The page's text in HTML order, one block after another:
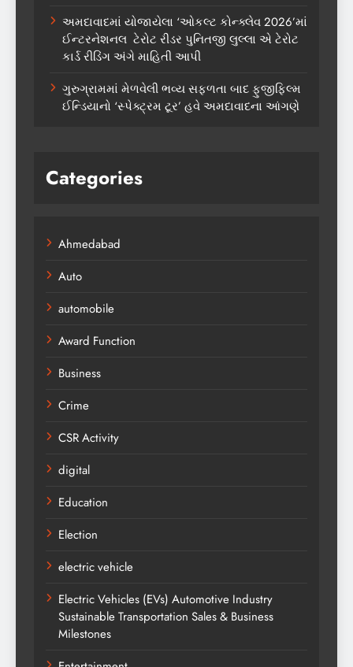
અમદાવાદમાં યોજાયેલા ‘ઓકલ્ટ કોન્ક્લેવ 2026’માં
ઈન્ટરનેશનલ ટેરોટ રીડર પુનિતજી લુલ્લા એ ટેરોટ
કાર્ડ રીડિંગ અંગે માહિતી આપી
ગુરુગ્રામમાં મેળવેલી ભવ્ય સફળતા બાદ ફુજીફિલ્મ
ઈન્ડિયાનો ‘સ્પેક્ટ્રમ ટૂર’ હવે અમદાવાદના આંગણે
Categories
Ahmedabad
Auto
automobile
Award Function
Business
Crime
CSR Activity
digital
Education
Election
electric vehicle
Electric Vehicles (EVs) Automotive Industry
Sustainable Transportation Sales & Business
Milestones